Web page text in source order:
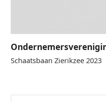
Schaatsbaan Zierikzee 2023